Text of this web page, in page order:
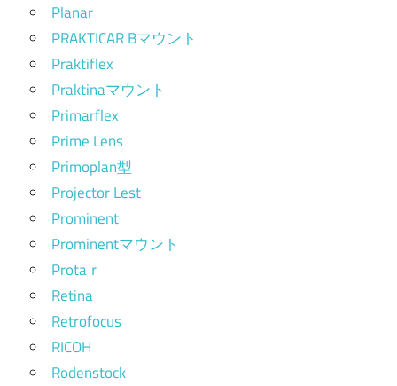
Planar
PRAKTICAR Bマウント
Praktiflex
Praktinaマウント
Primarflex
Prime Lens
Primoplan型
Projector Lest
Prominent
Prominentマウント
Protaｒ
Retina
Retrofocus
RICOH
Rodenstock